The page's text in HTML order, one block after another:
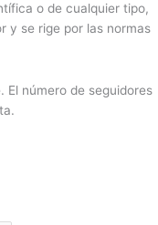
o de cualquier tipo,
y se rige por las normas
El número de seguidores